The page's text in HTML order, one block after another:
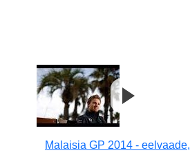
Malaisia GP 2014 - eelvaade,